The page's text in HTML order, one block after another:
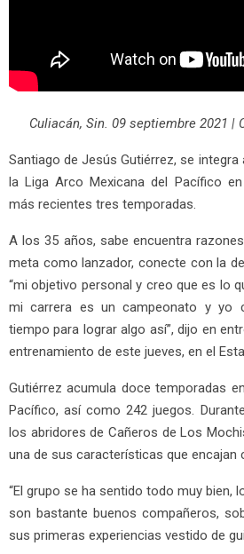
Culiacán, Sin. 09 septiembre 2021 |
Santiago de Jesús Gutiérrez, se integra
la Liga Arco Mexicana del Pacífico
más recientes tres temporadas.
A los 35 años, sabe encuentra
meta como lanzador, conecte con la
“mi objetivo personal y creo que es lo
mi carrera es un campeonato y yo
tiempo para lograr algo así”, dijo en
entrenamiento de este jueves, en el
Gutiérrez acumula doce temporadas
Pacífico, así como 242 juegos.
los abridores de Cañeros de Los
una de sus características que encajan
“El grupo se ha sentido todo muy bien,
son bastante buenos compañeros,
sus primeras experiencias vestido de